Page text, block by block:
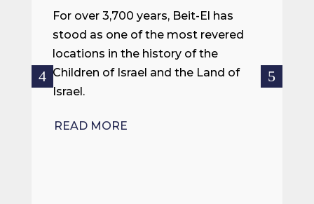
For over 3,700 years, Beit-El has
stood as one of the most revered
locations in the history of the
Children of Israel and the Land of
Israel.
READ MORE